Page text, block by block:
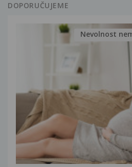
DOPORUČUJEME
Nevolnost